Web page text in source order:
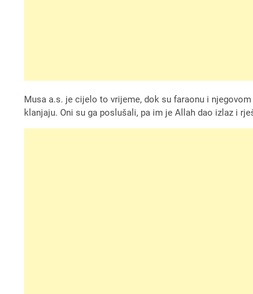
Musa a.s. je cijelo to vrijeme, dok su faraonu i
klanjaju. Oni su ga poslušali, pa im je Allah dao izlaz i